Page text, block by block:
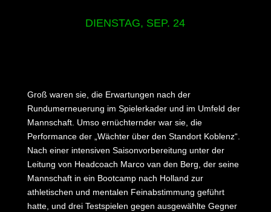
DIENSTAG, SEP. 24
Groß waren sie, die Erwartungen nach der
Rundumerneuerung im Spielerkader und im Umfeld der
Mannschaft. Umso ernüchternder war sie, die
Performance der „Wächter über den Standort Koblenz“.
Nach einer intensiven Saisonvorbereitung unter der
Leitung von Headcoach Marco van den Berg, der seine
Mannschaft in ein Bootcamp nach Holland zur
athletischen und mentalen Feinabstimmung geführt
hatte, und drei Testspielen gegen ausgewählte Gegner